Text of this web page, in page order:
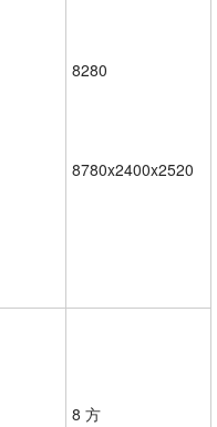
8280
8780x2400x2520
8 方